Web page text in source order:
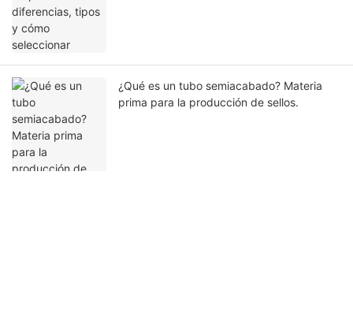
¿Qué es un tubo semiacabado? Materia
prima para la producción de sellos.